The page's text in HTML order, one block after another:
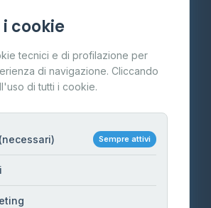
legali
Policy
Policy
cookie
tecnici e di profilazione per
di navigazione. Cliccando
di tutti i cookie.
Sempre attivi